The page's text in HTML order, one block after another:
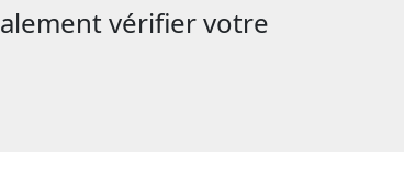
vérifier votre